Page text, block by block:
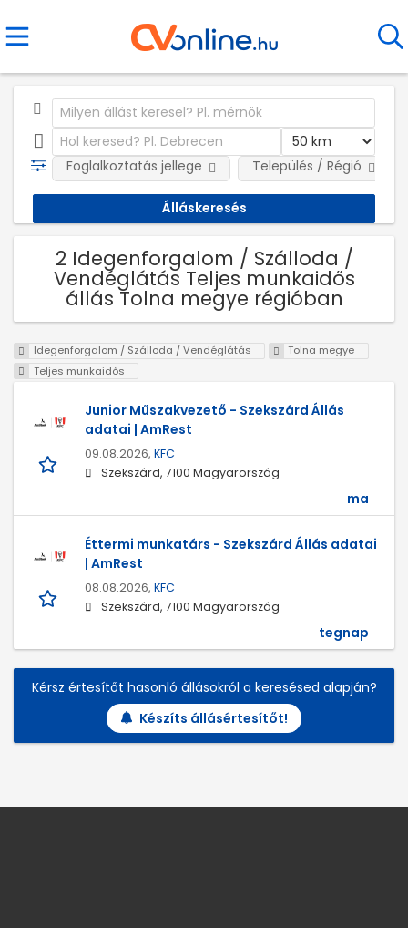
Foglalkoztatás jellege Település / Régió
2 Idegenforgalom / Szálloda /
Vendéglátás Teljes munkaidős
állás Tolna megye régióban
Idegenforgalom / Szálloda / Vendéglátás
Tolna megye
Teljes munkaidős
Junior Műszakvezető - Szekszárd Állás
adatai | AmRest
09.08.2026, KFC
Szekszárd, 7100 Magyarország
ma
Éttermi munkatárs - Szekszárd Állás adatai
| AmRest
08.08.2026, KFC
Szekszárd, 7100 Magyarország
tegnap
Kérsz értesítőt hasonló állásokról a keresésed alapján?
Készíts állásértesítőt!